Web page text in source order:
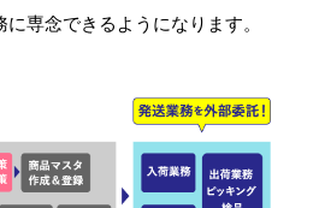
専念できるようになります。